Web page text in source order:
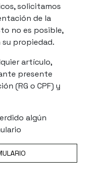
solicitamos
de la
no es posible,
propiedad.
artículo,
presente
(RG o CPF) y
algún